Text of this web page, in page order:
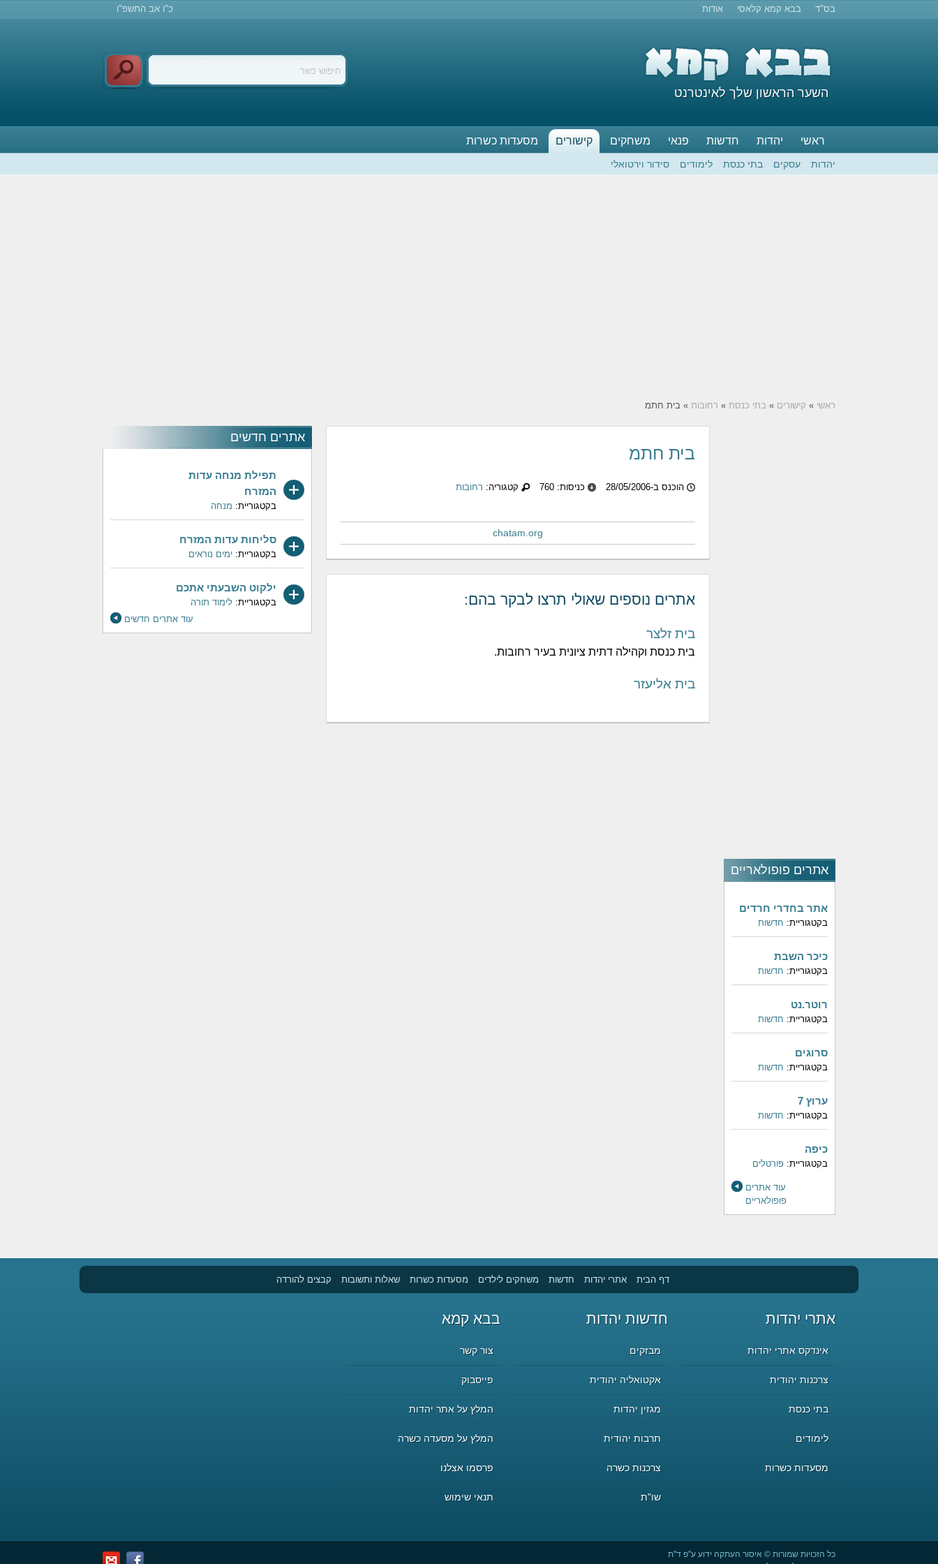
בס"ד בבא קמא קלאסי אודות כ"ו אב התשפ"ו
השער הראשון שלך לאינטרנט
ראשי יהדות חדשות פנאי משחקים קישורים מסעדות כשרות
יהדות עסקים בתי כנסת לימודים סידור וירטואלי
ראשי » קישורים » בתי כנסת » רחובות » בית חתמ
אתרים פופולאריים
אתר בחדרי חרדים
בקטגוריית: חדשות
כיכר השבת
בקטגוריית: חדשות
רוטר.נט
בקטגוריית: חדשות
סרוגים
בקטגוריית: חדשות
ערוץ 7
בקטגוריית: חדשות
כיפה
בקטגוריית: פורטלים
עוד אתרים
פופולאריים
אתרים חדשים
תפילת מנחה עדות
המזרח
בקטגוריית: מנחה
סליחות עדות המזרח
בקטגוריית: ימים נוראים
ילקוט השבעתי אתכם
בקטגוריית: לימוד תורה
עוד אתרים חדשים
בית חתמ
הוכנס ב-28/05/2006 כניסות: 760 קטגוריה: רחובות
chatam.org
אתרים נוספים שאולי תרצו לבקר בהם:
בית זלצר
בית כנסת וקהילה דתית ציונית בעיר רחובות.
בית אליעזר
דף הבית אתרי יהדות חדשות משחקים לילדים מסעדות כשרות שאלות ותשובות קבצים להורדה
אתרי יהדות
אינדקס אתרי יהדות
צרכנות יהודית
בתי כנסת
לימודים
מסעדות כשרות
חדשות יהדות
מבזקים
אקטואליה יהודית
מגזין יהדות
תרבות יהודית
צרכנות כשרה
שו"ת
בבא קמא
צור קשר
פייסבוק
המלץ על אתר יהדות
המלץ על מסעדה כשרה
פרסמו אצלנו
תנאי שימוש
כל הזכויות שמורות © איסור העתקה ידוע ע"פ ד"ת